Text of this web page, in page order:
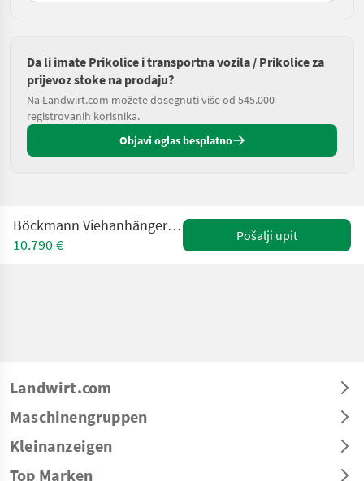
Da li imate Prikolice i transportna vozila / Prikolice za
prijevoz stoke na prodaju?
Na Landwirt.com možete dosegnuti više od 545.000
registrovanih korisnika.
Objavi oglas besplatno
Böckmann Viehanhänger VH 3016/27, auch Pferdetransport
10.790 €
Pošalji upit
Landwirt.com
Maschinengruppen
Kleinanzeigen
Top Marken